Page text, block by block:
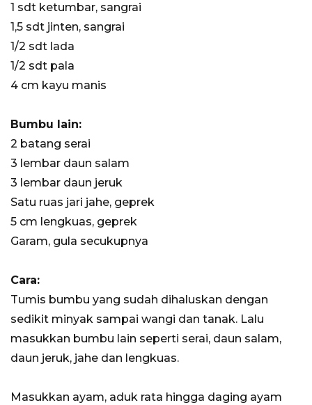
1 sdt ketumbar, sangrai
1,5 sdt jinten, sangrai
1/2 sdt lada
1/2 sdt pala
4 cm kayu manis
Bumbu lain:
2 batang serai
3 lembar daun salam
3 lembar daun jeruk
Satu ruas jari jahe, geprek
5 cm lengkuas, geprek
Garam, gula secukupnya
Cara:
Tumis bumbu yang sudah dihaluskan dengan
sedikit minyak sampai wangi dan tanak. Lalu
masukkan bumbu lain seperti serai, daun salam,
daun jeruk, jahe dan lengkuas.
Masukkan ayam, aduk rata hingga daging ayam